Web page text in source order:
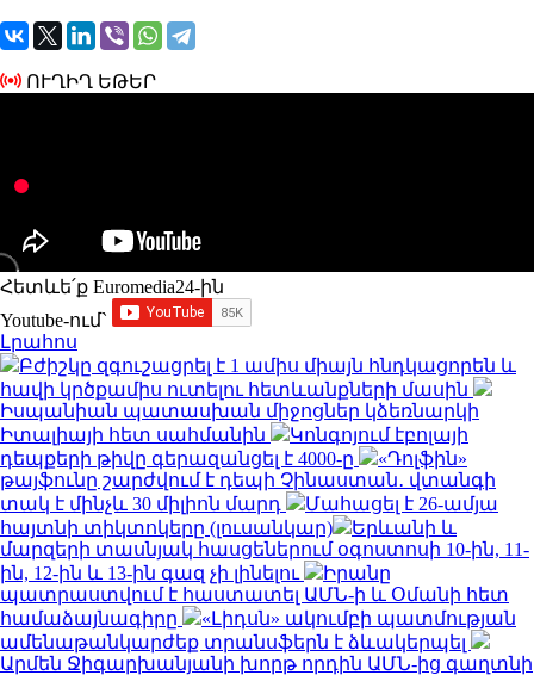
ՈՒՂԻՂ ԵԹԵՐ
Հետևե՛ք Euromedia24-ին
Youtube-ում`
Լրահոս
Բժիշկը զգուշացրել է 1 ամիս միայն հնդկացորեն և
հավի կրծքամիս ուտելու հետևանքների մասին
Իսպանիան պատասխան միջոցներ կձեռնարկի
Իտալիայի հետ սահմանին
Կոնգոյում էբոլայի
դեպքերի թիվը գերազանցել է 4000-ը
«Դոլֆին»
թայֆունը շարժվում է դեպի Չինաստան․ վտանգի
տակ է մինչև 30 միլիոն մարդ
Մահացել է 26-ամյա
հայտնի տիկտոկերը (լուսանկար)
Երևանի և
մարզերի տասնյակ հասցեներում օգոստոսի 10-ին, 11-
ին, 12-ին և 13-ին գազ չի լինելու
Իրանը
պատրաստվում է հաստատել ԱՄՆ-ի և Օմանի հետ
համաձայնագիրը
«Լիդսն» ակումբի պատմության
ամենաթանկարժեք տրանսֆերն է ձևակերպել
Արմեն Ջիգարխանյանի խորթ որդին ԱՄՆ-ից գաղտնի